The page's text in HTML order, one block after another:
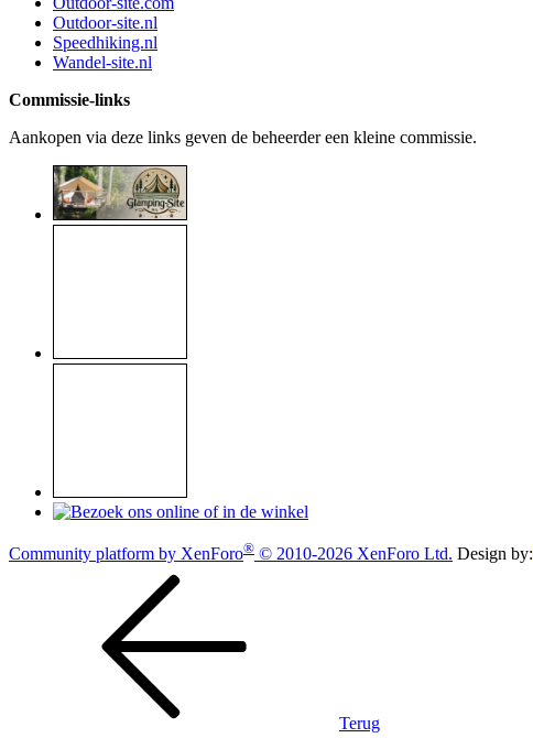
Outdoor-site.nl
Speedhiking.nl
Wandel-site.nl
Commissie-links
Aankopen via deze links geven de beheerder een kleine commissie.
Community platform by XenForo® © 2010-2026 XenForo Ltd. Design by:
Terug